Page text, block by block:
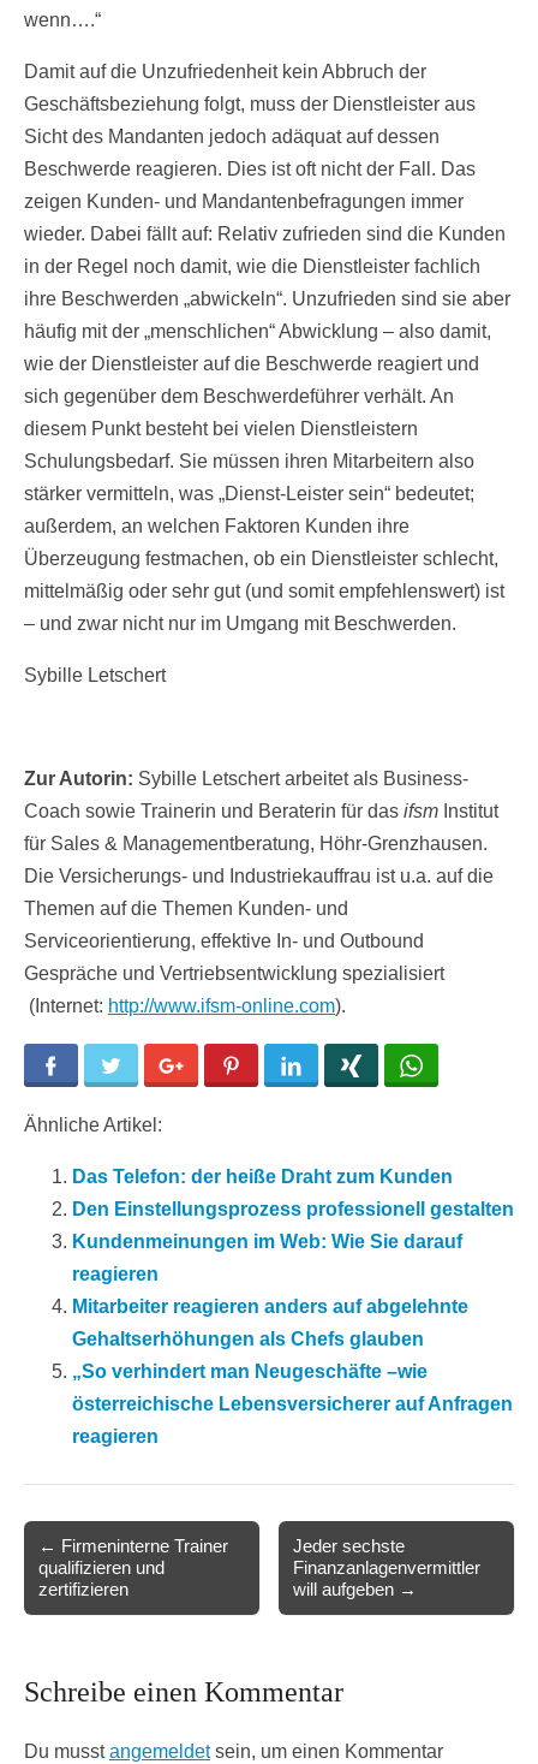
wenn….“
Damit auf die Unzufriedenheit kein Abbruch der
Geschäftsbeziehung folgt, muss der Dienstleister aus
Sicht des Mandanten jedoch adäquat auf dessen
Beschwerde reagieren. Dies ist oft nicht der Fall. Das
zeigen Kunden- und Mandantenbefragungen immer
wieder. Dabei fällt auf: Relativ zufrieden sind die Kunden
in der Regel noch damit, wie die Dienstleister fachlich
ihre Beschwerden „abwickeln“. Unzufrieden sind sie aber
häufig mit der „menschlichen“ Abwicklung – also damit,
wie der Dienstleister auf die Beschwerde reagiert und
sich gegenüber dem Beschwerdeführer verhält. An
diesem Punkt besteht bei vielen Dienstleistern
Schulungsbedarf. Sie müssen ihren Mitarbeitern also
stärker vermitteln, was „Dienst-Leister sein“ bedeutet;
außerdem, an welchen Faktoren Kunden ihre
Überzeugung festmachen, ob ein Dienstleister schlecht,
mittelmäßig oder sehr gut (und somit empfehlenswert) ist
– und zwar nicht nur im Umgang mit Beschwerden.
Sybille Letschert
Zur Autorin: Sybille Letschert arbeitet als Business-
Coach sowie Trainerin und Beraterin für das ifsm Institut
für Sales & Managementberatung, Höhr-Grenzhausen.
Die Versicherungs- und Industriekauffrau ist u.a. auf die
Themen auf die Themen Kunden- und
Serviceorientierung, effektive In- und Outbound
Gespräche und Vertriebsentwicklung spezialisiert
(Internet: http://www.ifsm-online.com).
Facebook Twitter Google+ Pinterest LinkedIn
Ähnliche Artikel:
Das Telefon: der heiße Draht zum Kunden
Den Einstellungsprozess professionell gestalten
Kundenmeinungen im Web: Wie Sie darauf
reagieren
Mitarbeiter reagieren anders auf abgelehnte
Gehaltserhöhungen als Chefs glauben
„So verhindert man Neugeschäfte –wie
österreichische Lebensversicherer auf Anfragen
reagieren
navigation
← Firmeninterne Trainer
qualifizieren und
zertifizieren
Jeder sechste
Finanzanlagenvermittler
will aufgeben →
Schreibe einen Kommentar
Du musstangemeldetsein, um einen Kommentar